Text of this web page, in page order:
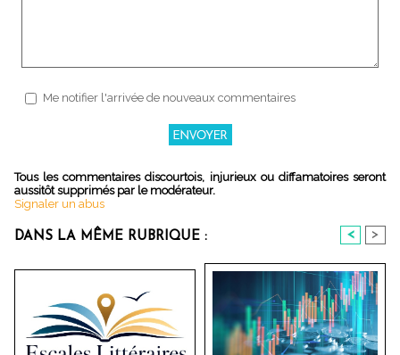
Me notifier l'arrivée de nouveaux commentaires
Tous les commentaires discourtois, injurieux ou diffamatoires seront
aussitôt supprimés par le modérateur.
Signaler un abus
DANS LA MÊME RUBRIQUE : < >